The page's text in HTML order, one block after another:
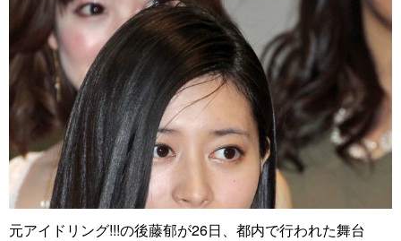
元アイドリング!!!の後藤郁が26日、都内で行われた舞台